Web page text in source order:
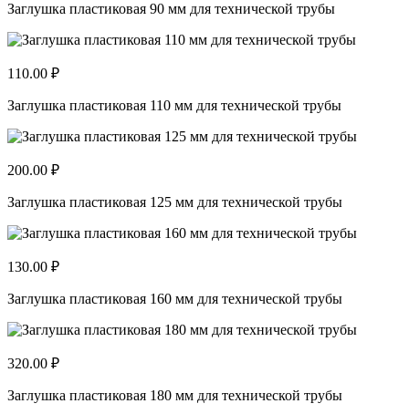
Заглушка пластиковая 90 мм для технической трубы
110.00 ₽
Заглушка пластиковая 110 мм для технической трубы
200.00 ₽
Заглушка пластиковая 125 мм для технической трубы
130.00 ₽
Заглушка пластиковая 160 мм для технической трубы
320.00 ₽
Заглушка пластиковая 180 мм для технической трубы